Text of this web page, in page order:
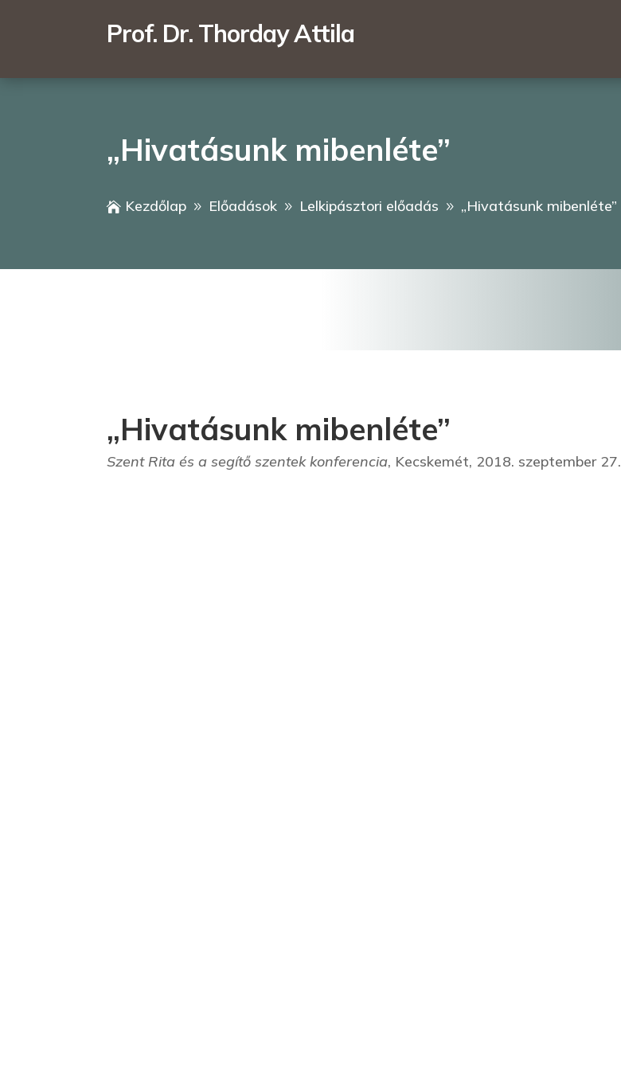
Prof. Dr. Thorday Attila
„Hivatásunk mibenléte”
 Kezdőlap 9 Előadások 9 Lelkipásztori előadás 9 „Hivatásunk mibenléte”
„Hivatásunk mibenléte”
Szent Rita és a segítő szentek konferencia, Kecskemét, 2018. szeptember 27.